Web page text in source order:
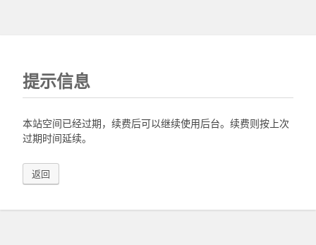
提示信息
本站空间已经过期，续费后可以继续使用后台。续费则按上次
过期时间延续。
返回